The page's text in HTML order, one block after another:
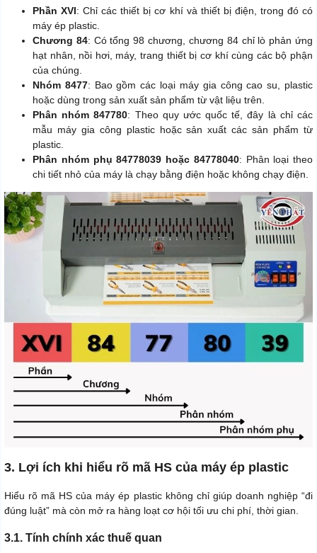
Phần XVI: Chỉ các thiết bị cơ khí và thiết bị điện, trong đó có
máy ép plastic.
Chương 84: Có tổng 98 chương, chương 84 chỉ lò phản ứng
hạt nhân, nồi hơi, máy, trang thiết bị cơ khí cùng các bộ phận
của chúng.
Nhóm 8477: Bao gồm các loại máy gia công cao su, plastic
hoặc dùng trong sản xuất sản phẩm từ vật liệu trên.
Phân nhóm 847780: Theo quy ước quốc tế, đây là chỉ các
mẫu máy gia công plastic hoặc sản xuất các sản phẩm từ
plastic.
Phân nhóm phụ 84778039 hoặc 84778040: Phân loại theo
chi tiết nhỏ của máy là chạy bằng điện hoặc không chạy điện.
3. Lợi ích khi hiểu rõ mã HS của máy ép plastic
Hiểu rõ mã HS của máy ép plastic không chỉ giúp doanh nghiệp “đi
đúng luật” mà còn mở ra hàng loạt cơ hội tối ưu chi phí, thời gian.
3.1. Tính chính xác thuế quan